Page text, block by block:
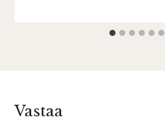
Vastaa